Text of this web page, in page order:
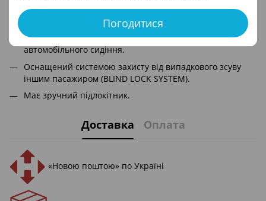
Погодитися
Характеристики автокрісла бустера Viaggio 2-3 Shuttle:
Виготовлений з поліпропілену, аналогічного складу
автомобільного сидіння.
Оснащений системою захисту від випадкового зсуву
іншим пасажиром (BLIND LOCK SYSTEM).
Має зручний підлокітник.
Доставка Оплата
«Новою поштою» по Україні